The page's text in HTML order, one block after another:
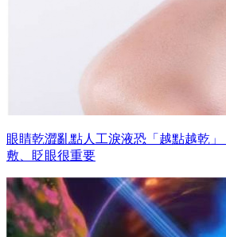
眼睛乾澀亂點人工淚液恐「越點越乾
敷、眨眼很重要